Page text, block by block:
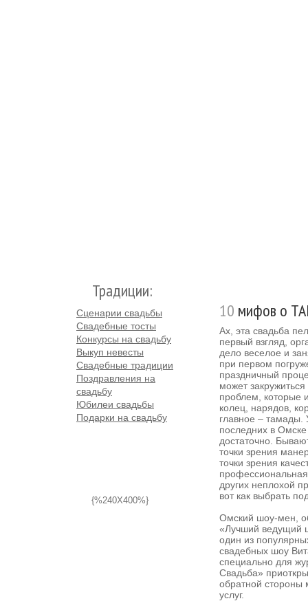
Традиции:
Сценарии свадьбы
Свадебные тосты
Конкурсы на свадьбу
Выкуп невесты
Свадебные традиции
Поздравления на
свадьбу
Юбилеи свадьбы
Подарки на свадьбу
{%240X400%}
10 мифов о
Ах, эта свадьба
первый взгляд,
дело веселое и
при первом
праздничный
может закружиться
проблем, которые
колец, нарядов,
главное – тамады.
последних в
достаточно.
точки зрения
точки зрения
других неплохой
вот как выбрать
Омский шоу-мен,
«Лучший ведущий
один из
свадебных шоу
специально для
Свадьба»
обратной стороны
услуг.